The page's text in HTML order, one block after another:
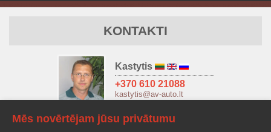
KONTAKTI
Kastytis
+370 610 21088
kastytis@av-auto.lt
Antanas
Mēs novērtējam jūsu privātumu